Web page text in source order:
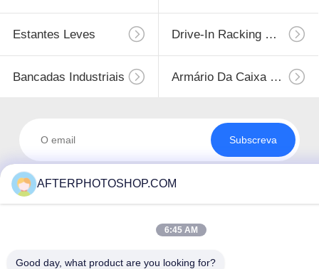
Estantes Leves Drive-In Racking Da Pálete
Bancadas Industriais Armário Da Caixa De Ferramenta
Subscreva
AFTERPHOTOSHOP.COM
6:45 AM
Good day, what product are you looking for?